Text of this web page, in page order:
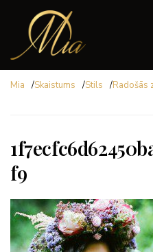
Mia /Skaistums /Stils /Radošās
f9